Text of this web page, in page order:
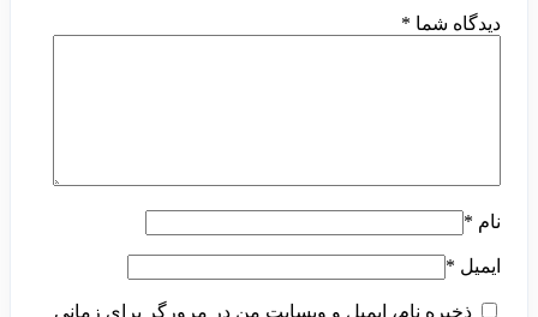
دیدگاه شما *
نام *
ایمیل *
ذخیره نام، ایمیل و وبسایت من در مرورگر برای زمانی